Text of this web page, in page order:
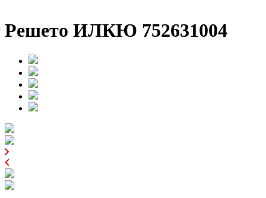
Решето ИЛКЮ 752631004